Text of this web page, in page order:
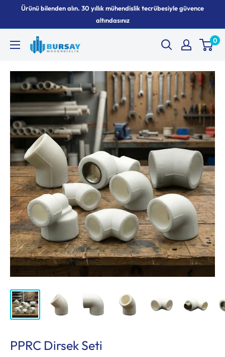
Ürünü bilenden alın. 30 yıllık mühendislik tecrübesiyle güvence
altındasınız
Bursay 0
PPRC Dirsek Seti